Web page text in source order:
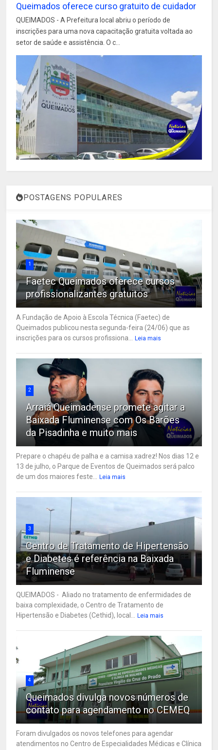
Queimados oferece curso gratuito de cuidador
QUEIMADOS - A Prefeitura local abriu o período de
inscrições para uma nova capacitação gratuita voltada ao
setor de saúde e assistência. O c...
POSTAGENS POPULARES
1
Faetec Queimados oferece cursos
profissionalizantes gratuitos
A Fundação de Apoio à Escola Técnica (Faetec) de
Queimados publicou nesta segunda-feira (24/06) que as
inscrições para os cursos profissiona...
Leia mais
2
Arraiá Queimadense promete agitar a
Baixada Fluminense com Os Barões
da Pisadinha e muito mais
Prepare o chapéu de palha e a camisa xadrez! Nos dias 12 e
13 de julho, o Parque de Eventos de Queimados será palco
de um dos maiores feste...
Leia mais
3
Centro de Tratamento de Hipertensão
e Diabetes é referência na Baixada
Fluminense
QUEIMADOS - Aliado no tratamento de enfermidades de
baixa complexidade, o Centro de Tratamento de
Hipertensão e Diabetes (Cethid), local...
Leia mais
4
Queimados divulga novos números de
contato para agendamento no CEMEQ
Foram divulgados os novos telefones para agendar
atendimentos no Centro de Especialidades Médicas e Clínica